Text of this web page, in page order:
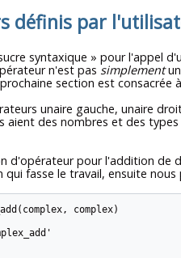
définis par
syntaxique » pour l'appel
n'est pas simplementun
section est
unaire gauche, unaire
aient des nombres et des
d'opérateur pour l'addition de
fasse le travail, ensuite
complex)